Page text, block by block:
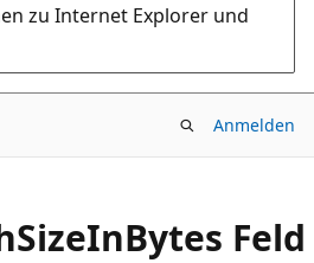
zu Internet Explorer und
Anmelden
SizeInBytes Feld